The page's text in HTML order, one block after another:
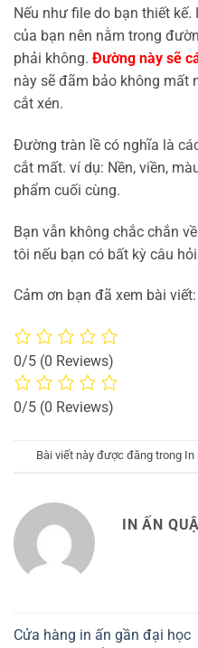
Nếu như file do bạn thiết
của bạn nên nằm trong
phải không. Đường này sẽ
này sẽ đãm bảo không mất
cắt xén.
Đường tràn lề có nghĩa là
cắt mất. ví dụ: Nền, viền,
phẩm cuối cùng.
Bạn vẫn không chắc chắn
tôi nếu bạn có bất kỳ câu
Cảm ơn bạn đã xem bài viết:
0/5 (0 Reviews)
0/5 (0 Reviews)
Bài viết này được đăng trong In
IN ẤN
Cửa hàng in ấn gần đại học